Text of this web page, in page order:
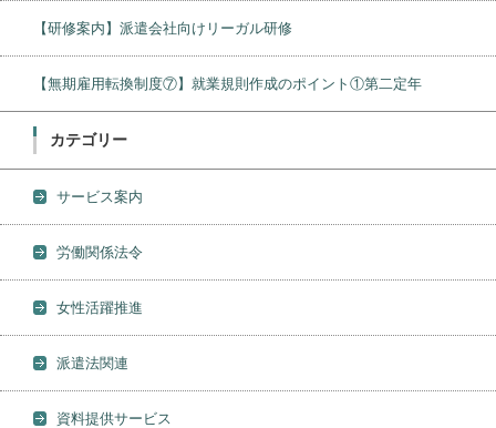
【研修案内】派遣会社向けリーガル研修
【無期雇用転換制度⑦】就業規則作成のポイント①第二定年
カテゴリー
サービス案内
労働関係法令
女性活躍推進
派遣法関連
資料提供サービス